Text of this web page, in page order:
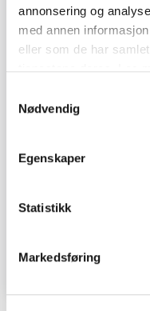
annonsering og
med annen
eller som de har
Nødvendig
Egenskaper
Statistikk
Markedsføring